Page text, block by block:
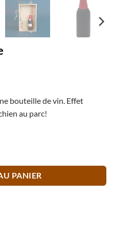
bouteille de vin. Effet
au parc!
PANIER